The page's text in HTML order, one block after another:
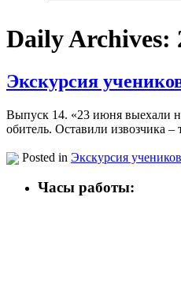
Daily Archives:
Экскурсия
Выпуск 14. «23 июня выехали
обитель. Оставили извозчика
Posted in Экскурсия
Часы работы: